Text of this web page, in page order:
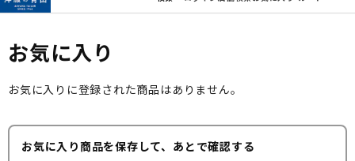
お気に入り
お気に入りに登録された商品はありません。
お気に入り商品を保存して、あとで確認する